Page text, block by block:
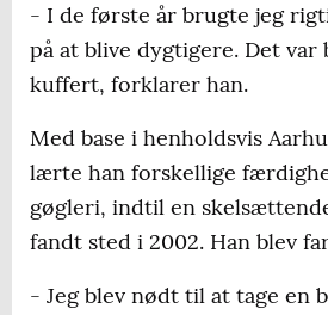
- I de første år brugte jeg
på at blive dygtigere. Det var
kuffert, forklarer han.
Med base i henholdsvis
lærte han forskellige
gøgleri, indtil en
fandt sted i 2002. Han blev
- Jeg blev nødt til at tage en